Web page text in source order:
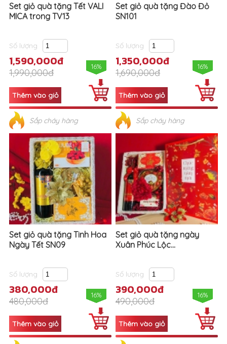
Set giỏ quà tặng Tết VALI
MICA trong TV13
Số lượng
1,590,000đ
1,990,000đ
16%
Sắp cháy hàng
Set giỏ quà tặng Đào Đỏ
SN101
Số lượng
1,350,000đ
1,690,000đ
16%
Sắp cháy hàng
Set giỏ quà tặng Tinh Hoa
Ngày Tết SN09
Số lượng
380,000đ
480,000đ
16%
Set giỏ quà tặng ngày
Xuân Phúc Lộc...
Số lượng
390,000đ
490,000đ
16%